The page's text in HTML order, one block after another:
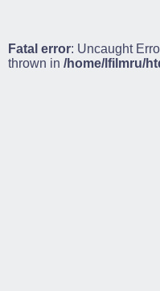
Fatal error: Uncaught
thrown in /home/lfilmru/